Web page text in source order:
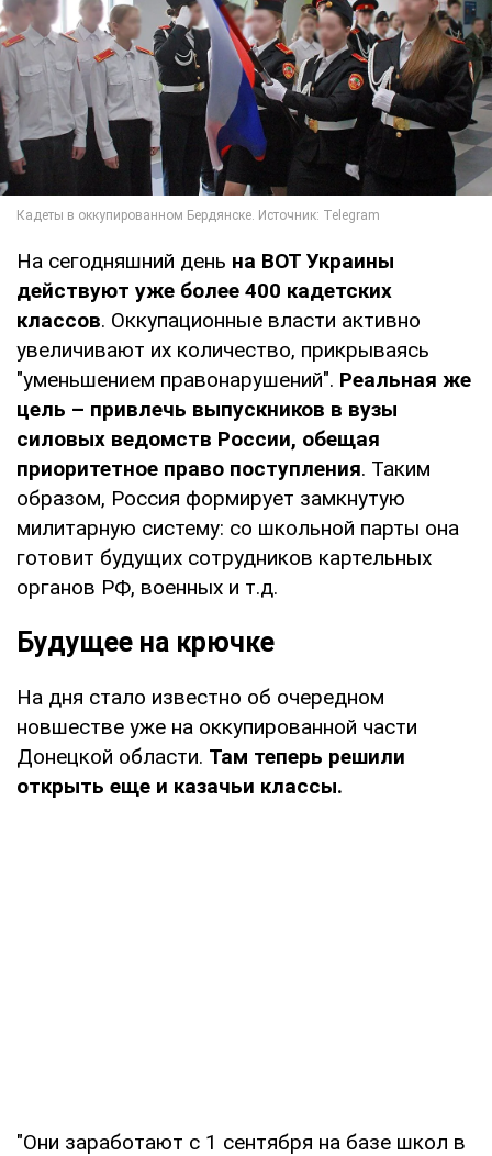
На сегодняшний день на ВОТ Украины
действуют уже более 400 кадетских
классов. Оккупационные власти активно
увеличивают их количество, прикрываясь
"уменьшением правонарушений". Реальная же
цель – привлечь выпускников в вузы
силовых ведомств России, обещая
приоритетное право поступления. Таким
образом, Россия формирует замкнутую
милитарную систему: со школьной парты она
готовит будущих сотрудников картельных
органов РФ, военных и т.д.
Будущее на крючке
На дня стало известно об очередном
новшестве уже на оккупированной части
Донецкой области. Там теперь решили
открыть еще и казачьи классы.
"Они заработают с 1 сентября на базе школ в